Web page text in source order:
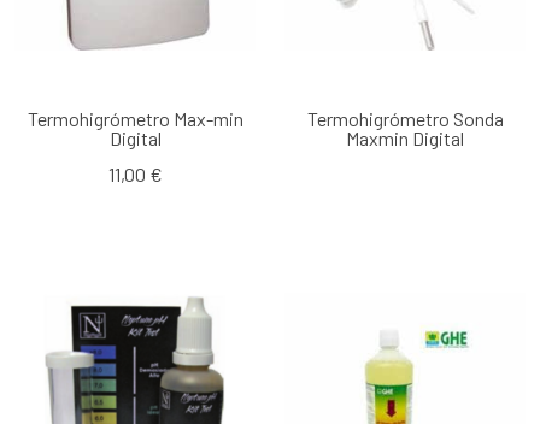
Termohigrómetro Max-min
Digital
11,00 €
Termohigrómetro Sonda
Maxmin Digital